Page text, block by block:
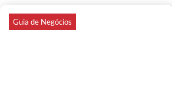
Guia de Negócios